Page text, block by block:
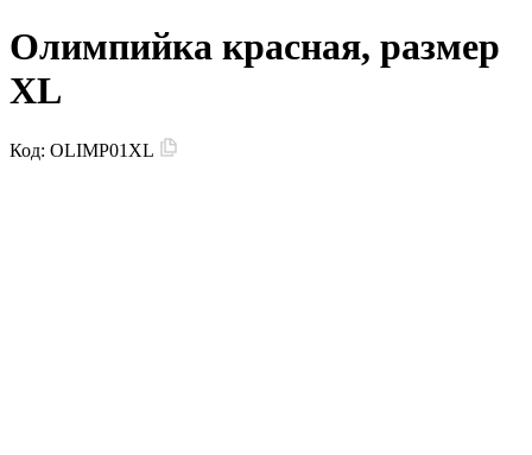
Олимпийка красная, размер
XL
Код: OLIMP01XL